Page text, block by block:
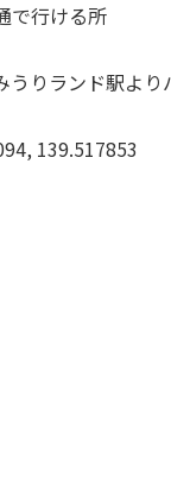
ける所
ンド駅よりバ